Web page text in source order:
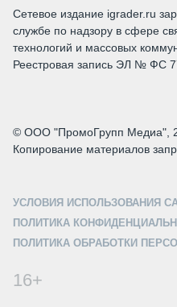
Сетевое издание igrader.ru
службе по надзору в сфере
технологий и массовых
Реестровая запись ЭЛ № ФС
© ООО "ПромоГрупп Медиа",
Копирование материалов
УСЛОВИЯ ИСПОЛЬЗОВАНИЯ
ПОЛИТИКА
ПОЛИТИКА ОБРАБОТКИ
16+